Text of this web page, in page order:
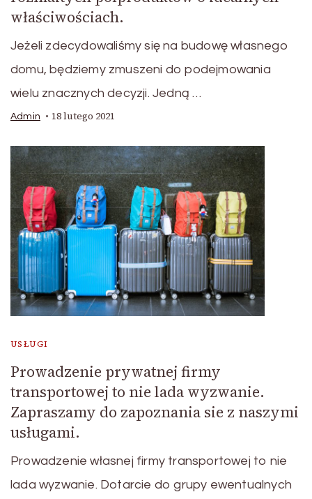
właściwościach.
Jeżeli zdecydowaliśmy się na budowę własnego
domu, będziemy zmuszeni do podejmowania
wielu znacznych decyzji. Jedną …
Admin 18 lutego 2021
USŁUGI
Prowadzenie prywatnej firmy
transportowej to nie lada wyzwanie.
Zapraszamy do zapoznania sie z naszymi
usługami.
Prowadzenie własnej firmy transportowej to nie
lada wyzwanie. Dotarcie do grupy ewentualnych